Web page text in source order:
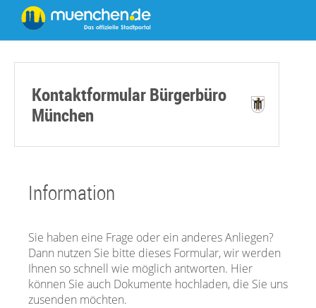
Kontaktformular Bürgerbüro
München
Information
Sie haben eine Frage oder ein anderes Anliegen?
Dann nutzen Sie bitte dieses Formular, wir werden
Ihnen so schnell wie möglich antworten. Hier
können Sie auch Dokumente hochladen, die Sie uns
zusenden möchten.